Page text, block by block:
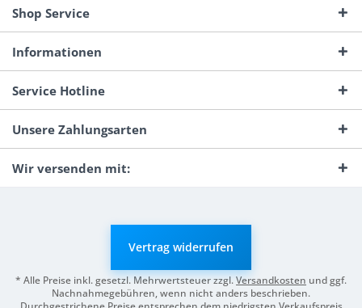
Shop Service
Informationen
Service Hotline
Unsere Zahlungsarten
Wir versenden mit:
Vertrag widerrufen
* Alle Preise inkl. gesetzl. Mehrwertsteuer zzgl.Versandkosten und ggf.
Nachnahmegebühren, wenn nicht anders beschrieben.